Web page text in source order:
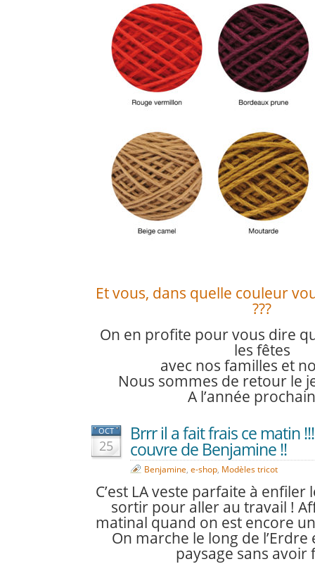
Et vous, dans quelle couleur
???
On en profite pour vous dire
les fêtes
avec nos familles et
Nous sommes de retour le
A l’année
OCT
25
Brrr il a fait frais ce matin
couvre de Benjamine !!
Benjamine, e-shop, Modèles tricot
C’est LA veste parfaite à
sortir pour aller au travail !
matinal quand on est encore
On marche le long de
paysage sans avoir